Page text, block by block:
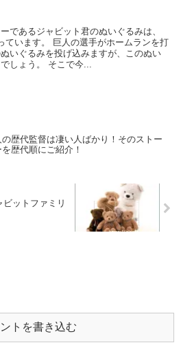
であるジャビット君のぬいぐるみは、
ています。 巨人の選手がホームランを打
いぐるみを投げ込みますが、このぬい
しょう。 そこで今...
の歴代監督は凄い人ばかり！そのストー
を歴代順にご紹介！
ットファミリ
トを書き込む